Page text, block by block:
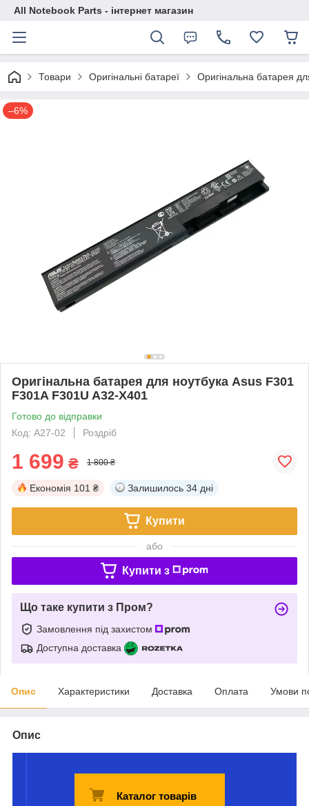
All Notebook Parts - інтернет магазин
Товари Оригінальні батареї Оригінальна батарея
–6%
Оригінальна батарея для ноутбука Asus F301
F301A F301U A32-X401
Готово до відправки
Код: A27-02
Роздріб
1 699 ₴ 1 800 ₴
Економія 101 ₴ Залишилось 34 дні
Купити
або
Купити з
Що таке купити з Пром?
Замовлення під захистом
Доступна доставка
Опис Характеристики Доставка Оплата Умови
Опис
Каталог товарів